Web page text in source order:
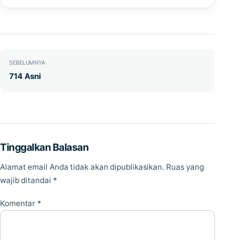
Navigasi pos
SEBELUMNYA
714 Asni
Tinggalkan Balasan
Alamat email Anda tidak akan dipublikasikan. Ruas yang
wajib ditandai *
Komentar *